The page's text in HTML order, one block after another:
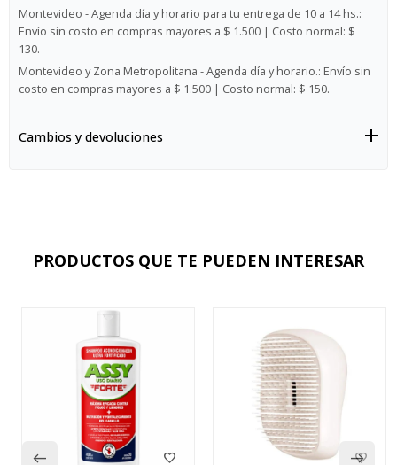
Montevideo - Agenda día y horario para tu entrega de 10 a 14 hs.:
Envío sin costo en compras mayores a $ 1.500 | Costo normal: $
130.
Montevideo y Zona Metropolitana - Agenda día y horario.: Envío sin
costo en compras mayores a $ 1.500 | Costo normal: $ 150.
Cambios y devoluciones
PRODUCTOS QUE TE PUEDEN INTERESAR